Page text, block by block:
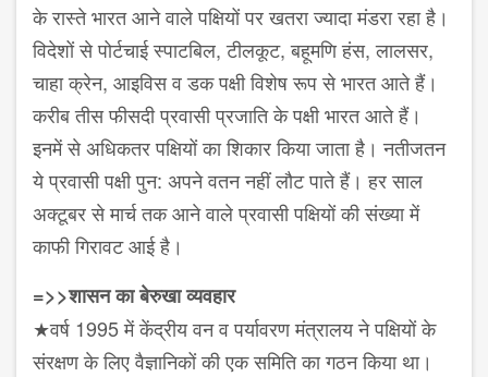
के रास्ते भारत आने वाले पक्षियों पर खतरा ज्यादा मंडरा रहा है।
विदेशों से पोर्टचाई स्पाटबिल, टीलकूट, बहूमणि हंस, लालसर,
चाहा क्रेन, आइविस व डक पक्षी विशेष रूप से भारत आते हैं।
करीब तीस फीसदी प्रवासी प्रजाति के पक्षी भारत आते हैं।
इनमें से अधिकतर पक्षियों का शिकार किया जाता है। नतीजतन
ये प्रवासी पक्षी पुन: अपने वतन नहीं लौट पाते हैं। हर साल
अक्टूबर से मार्च तक आने वाले प्रवासी पक्षियों की संख्या में
काफी गिरावट आई है।
=>>शासन का बेरुखा व्यवहार
★वर्ष 1995 में केंद्रीय वन व पर्यावरण मंत्रालय ने पक्षियों के
संरक्षण के लिए वैज्ञानिकों की एक समिति का गठन किया था।